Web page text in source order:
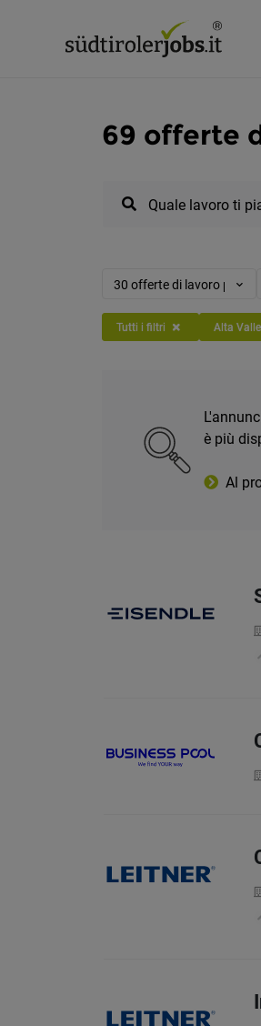
69 offerte
Quale lavoro ti
30 offerte di lavoro per
Tutti i filtri Alta
è più
Al